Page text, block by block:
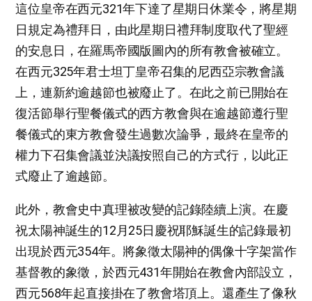
這位皇帝在西元321年下達了星期日休業令，將星期
日規定為禮拜日，由此星期日禮拜制度取代了聖經
的安息日，在羅馬帝國版圖內的所有教會被確立。
在西元325年君士坦丁皇帝召集的尼西亞宗教會議
上，連新約逾越節也被廢止了。在此之前已開始在
復活節舉行聖餐儀式的西方教會與在逾越節遵行聖
餐儀式的東方教會發生過數次論爭，最終在皇帝的
權力下召集會議並決議按照自己的方式行，以此正
式廢止了逾越節。
此外，教會史中真理被改變的記錄陸續上演。在慶
祝太陽神誕生的12月25日慶祝耶穌誕生的記錄最初
出現於西元354年。將象徵太陽神的偶像十字架當作
基督教的象徵，於西元431年開始在教會內部設立，
西元568年起直接掛在了教會塔頂上。還產生了像秋